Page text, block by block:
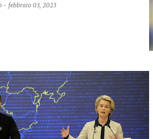
- febbraio 03, 2023